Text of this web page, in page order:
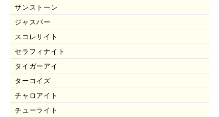
サンストーン
ジャスパー
スコレサイト
セラフィナイト
タイガーアイ
ターコイズ
チャロアイト
チューライト